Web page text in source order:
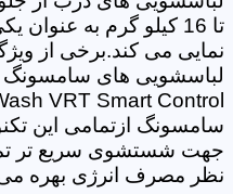
تا 16 کیلو گرم به
نمایی می کند.برخی از
سامسونگ ازتمامی این
جهت شستشوی سریع تر
نظر مصرف انرژی بهره